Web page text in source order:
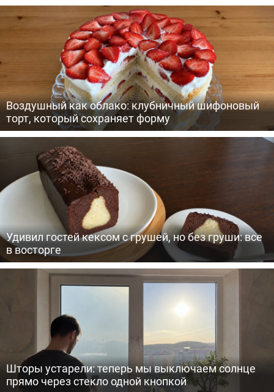
Воздушный как облако: клубничный шифоновый
торт, который сохраняет форму
Удивил гостей кексом с грушей, но без груши: все
в восторге
Шторы устарели: теперь мы выключаем солнце
прямо через стекло одной кнопкой